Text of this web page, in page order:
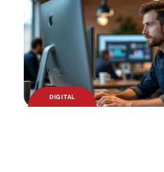
DIGITAL